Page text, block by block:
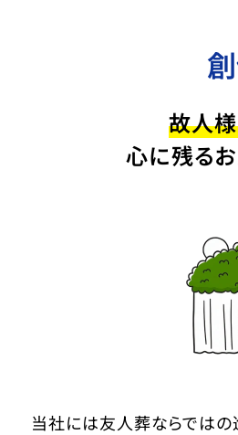
故人様
心に残る
当社には友人葬ならではの